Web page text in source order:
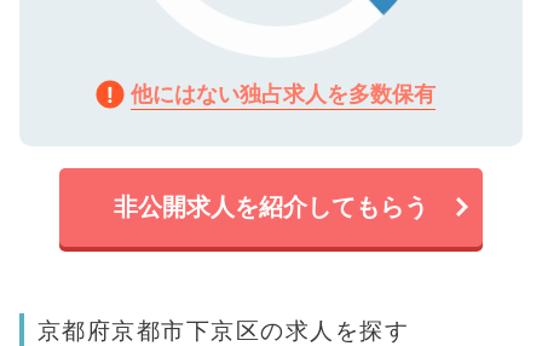
他にはない独占求人を多数保有
非公開求人を紹介してもらう
京都府京都市下京区の求人を探す